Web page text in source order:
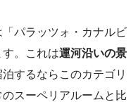
パラッツォ・カナルビ
。これは運河沿いの景
するならこのカテゴリ
スーペリアルームと比